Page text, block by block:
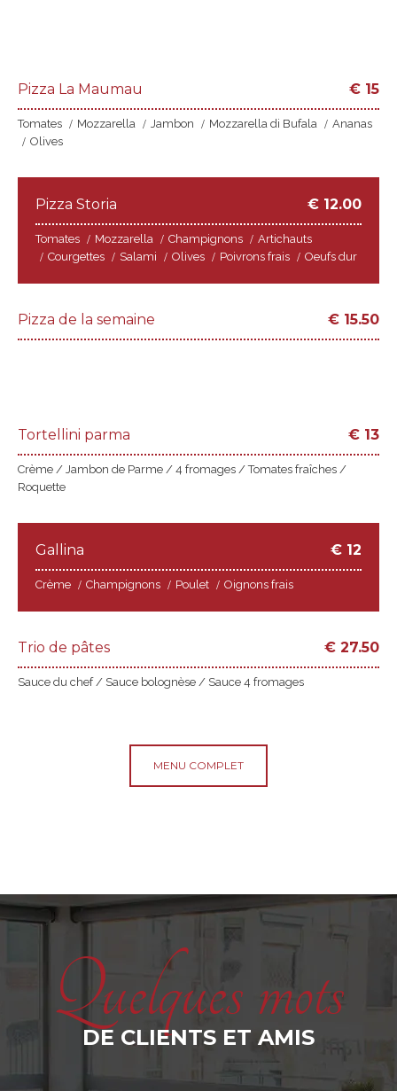
€ 15
Pizza La Maumau
Tomates Mozzarella Jambon Mozzarella di Bufala
Ananas
Olives
€ 12.00
Pizza Storia
Tomates Mozzarella Champignons
Artichauts
Courgettes
Salami Olives Poivrons frais Oeufs dur
€ 15.50
Pizza de la semaine
€ 13
Tortellini parma
Crème / Jambon de Parme / 4 fromages / Tomates fraîches /
Roquette
€ 12
Gallina
Crème Champignons Poulet Oignons frais
€ 27.50
Trio de pâtes
Sauce du chef / Sauce bolognèse / Sauce 4 fromages
MENU COMPLET
Quelques mots
DE CLIENTS ET AMIS